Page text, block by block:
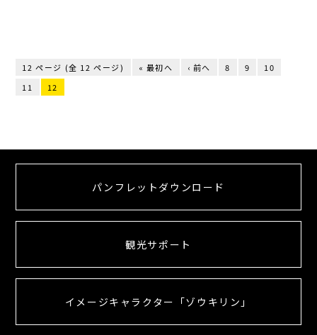
12 ページ (全 12 ページ) « 最初へ ‹ 前へ 8 9
10
11
12
パンフレットダウンロード
観光サポート
イメージキャラクター「ゾウキリン」